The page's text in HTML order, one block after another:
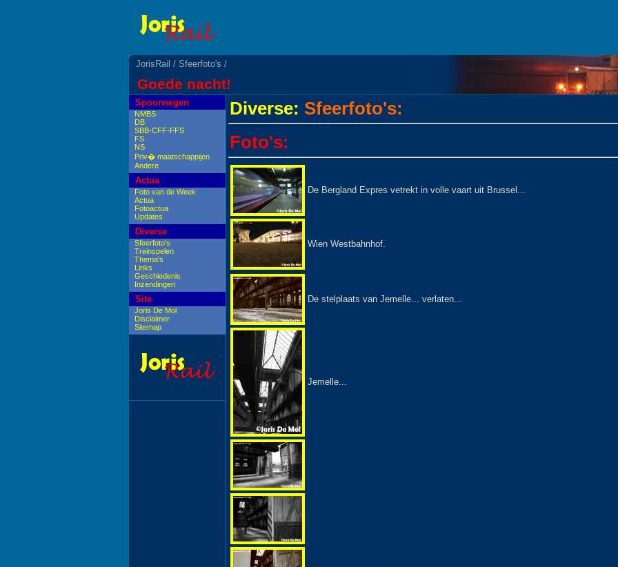
JorisRail / Sfeerfoto's /
Goede nacht!
Spoorwegen
NMBS
DB
SBB-CFF-FFS
FS
NS
Priv� maatschappijen
Andere
Actua
Foto van de Week
Actua
Fotoactua
Updates
Diverse
Sfeerfoto's
Treinspelen
Thema's
Links
Geschiedenis
Inzendingen
Site
Joris De Mol
Disclaimer
Sitemap
Diverse: Sfeerfoto's:
Foto's:
De Bergland Expres vetrekt in volle vaart uit Brussel...
Wien Westbahnhof.
De stelplaats van Jemelle... verlaten...
Jemelle...